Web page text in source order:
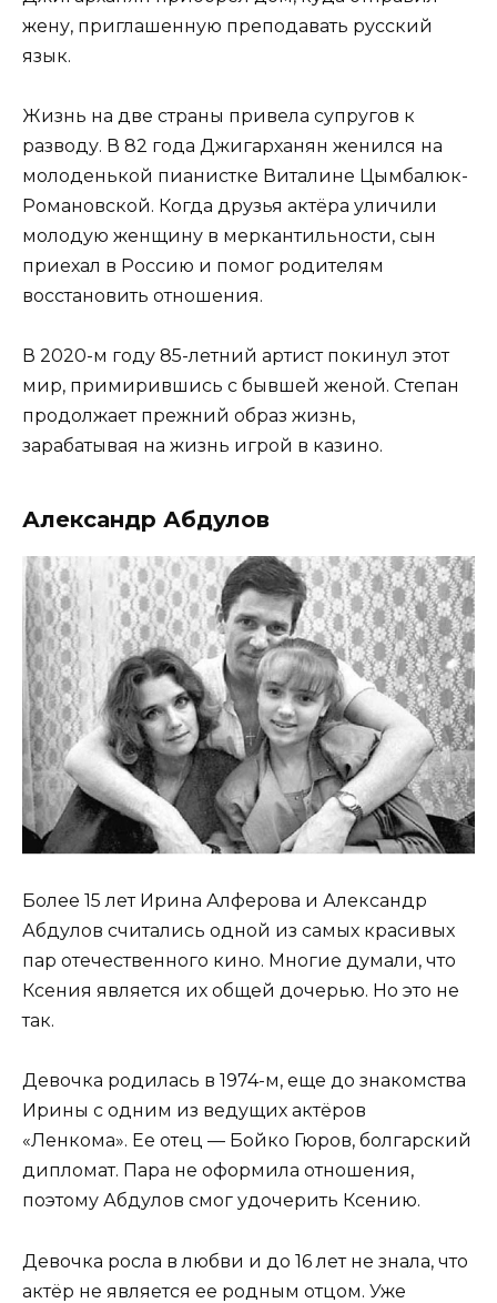
жену, приглашенную преподавать русский
язык.
Жизнь на две страны привела супругов к
разводу. В 82 года Джигарханян женился на
молоденькой пианистке Виталине Цымбалюк-
Романовской. Когда друзья актёра уличили
молодую женщину в меркантильности, сын
приехал в Россию и помог родителям
восстановить отношения.
В 2020-м году 85-летний артист покинул этот
мир, примирившись с бывшей женой. Степан
продолжает прежний образ жизнь,
зарабатывая на жизнь игрой в казино.
Александр Абдулов
Более 15 лет Ирина Алферова и Александр
Абдулов считались одной из самых красивых
пар отечественного кино. Многие думали, что
Ксения является их общей дочерью. Но это не
так.
Девочка родилась в 1974-м, еще до знакомства
Ирины с одним из ведущих актёров
«Ленкома». Ее отец — Бойко Гюров, болгарский
дипломат. Пара не оформила отношения,
поэтому Абдулов смог удочерить Ксению.
Девочка росла в любви и до 16 лет не знала, что
актёр не является ее родным отцом. Уже